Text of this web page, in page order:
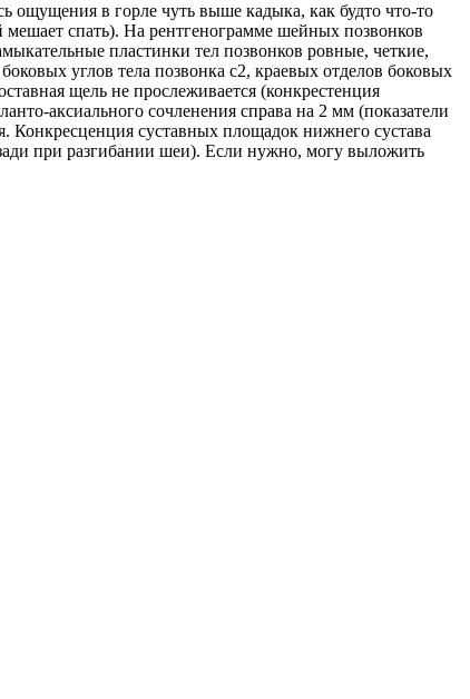
ощущения в горле чуть выше кадыка, как будто что-то
мешает спать). На рентгенограмме шейных позвонков
пластинки тел позвонков ровные, четкие,
углов тела позвонка с2, краевых отделов боковых
щель не прослеживается (конкрестенция
аксиального сочленения справа на 2 мм (показатели
Конкресценция суставных площадок нижнего сустава
при разгибании шеи). Если нужно, могу выложить